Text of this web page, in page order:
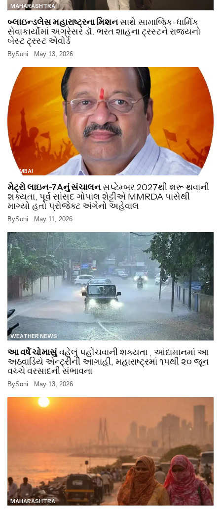
MAHARASHTRA
બ્લાઇન્ડલેસ મહારાષ્ટ્રના મિશનસાથે સામાજિક-ધાર્મિક
સેવાકાર્યોમાં અગ્રેસર ડૉ. ભરત શાહના ટ્રસ્ટને રાજ્યનો
બેસ્ટ ટ્રસ્ટ એવોર્ડ
BySoni May 13, 2026
MUMBAI
મેટ્રો લાઇન-7Aનું સંચાલનસપ્ટેમ્બર 2027થી શરૂ થવાની
શક્યતા, પૂર્વ સાંસદ ગોપાલ શેટ્ટીએ MMRDA પાસેથી
માગ્યો હતો પ્રોજેક્ટ અંગેનો અહેવાલ
BySoni May 11, 2026
WEATHER NEWS
આ વર્ષે ચોમાસુંવહેલું પહોંચવાની શક્યતા , આંદામાનમાં આ
અઠવાડિયે એન્ટ્રીની આગાહી, મહારાષ્ટ્રમાં ૧૫થી ૨૦ જૂન
વચ્ચે વરસાદની સંભાવના
BySoni May 13, 2026
MAHARASHTRA